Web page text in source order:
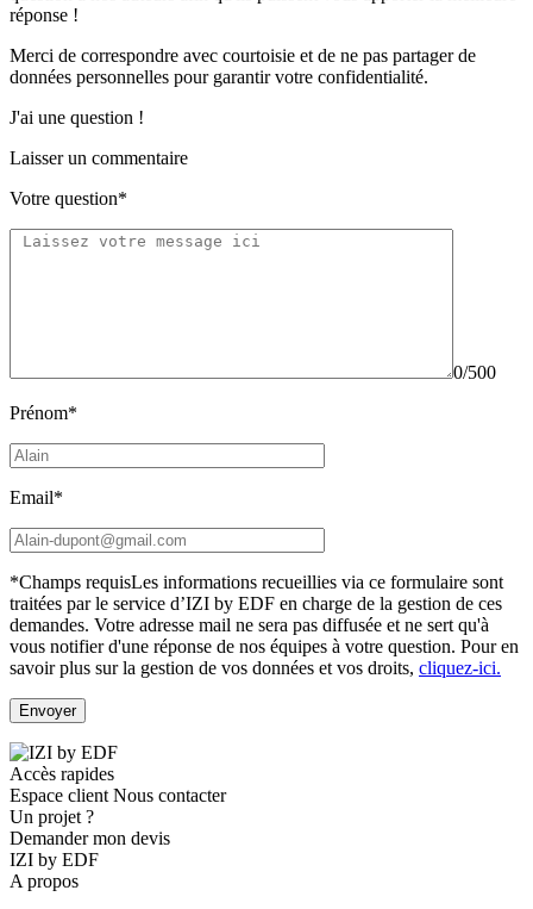
réponse !
Merci de correspondre avec courtoisie et de ne pas partagerde
données personnelles pour garantir votre confidentialité.
J'ai une question !
Laisser un commentaire
Votre question*
0/500
Prénom*
Email*
*Champs requisLes informations recueillies via ce formulaire sont
traitées par le service d’IZI by EDF en charge de la gestion de ces
demandes. Votre adresse mail ne sera pas diffusée et ne sert qu'à
vous notifier d'une réponse de nos équipes à votre question. Pour en
savoir plus sur la gestion de vos données et vos droits, cliquez-ici.
Accès rapides
Espace client Nous contacter
Un projet ?
Demander mon devis
IZI by EDF
A propos